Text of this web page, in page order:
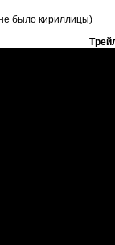
не было кириллицы)